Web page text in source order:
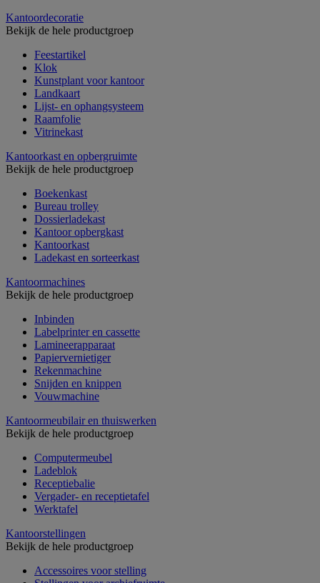
Kantoordecoratie
Bekijk de hele productgroep
Feestartikel
Klok
Kunstplant voor kantoor
Landkaart
Lijst- en ophangsysteem
Raamfolie
Vitrinekast
Kantoorkast en opbergruimte
Bekijk de hele productgroep
Boekenkast
Bureau trolley
Dossierladekast
Kantoor opbergkast
Kantoorkast
Ladekast en sorteerkast
Kantoormachines
Bekijk de hele productgroep
Inbinden
Labelprinter en cassette
Lamineerapparaat
Papiervernietiger
Rekenmachine
Snijden en knippen
Vouwmachine
Kantoormeubilair en thuiswerken
Bekijk de hele productgroep
Computermeubel
Ladeblok
Receptiebalie
Vergader- en receptietafel
Werktafel
Kantoorstellingen
Bekijk de hele productgroep
Accessoires voor stelling